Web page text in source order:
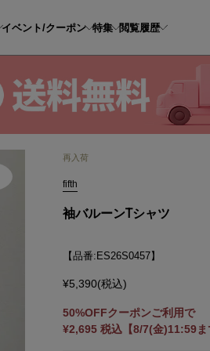
イベント/クーポン 特集 閲覧履歴
再入荷
fifth
袖バルーンTシャツ
【品番:ES26S0457】
¥5,390(税込)
50%OFFクーポンご利用で
¥2,695 税込【8/7(金)11:59ま